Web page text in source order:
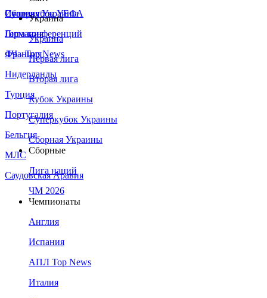
Сборная Украины
Италия
Германия
Франция
Нидерланды
Турция
Португалия
Бельгия
МЛС
Саудовская Аравия
Суперкубок УЕФА
Лига конференций
ЛЧ - Top News
Украина
Украина
Первая лига
Вторая лига
Кубок Украины
Суперкубок Украины
Сборная Украины
Сборные
Лига наций
ЧМ 2026
Чемпионаты
Англия
Испания
АПЛ Top News
Италия